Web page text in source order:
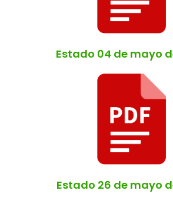
Estado 04 de mayo
Estado 26 de mayo